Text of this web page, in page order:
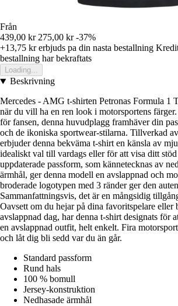
Från
439,00 kr 275,00 kr -37%
+13,75 krerbjuds pa din nasta bestallning
bestallning har bekraftats
Loading...
Beskrivning
Mercedes - AMG t-shirten Petronas Formula 1
när du vill ha en ren look i motorsportens
för fansen, denna huvudplagg framhäver din
och de ikoniska sportwear-stilarna. Tillverkad
erbjuder denna bekväma t-shirt en känsla av
idealiskt val till vardags eller för att visa ditt
uppdaterade passform, som kännetecknas av
ärmhål, ger denna modell en avslappnad och
broderade logotypen med 3 ränder ger den
Sammanfattningsvis, det är en mångsidig
Oavsett om du hejar på dina favoritspelare eller
avslappnad dag, har denna t-shirt designats för
en avslappnad outfit, helt enkelt. Fira
och låt dig bli sedd var du än går.
Standard passform
Rund hals
100 % bomull
Jersey-konstruktion
Nedhasade ärmhål